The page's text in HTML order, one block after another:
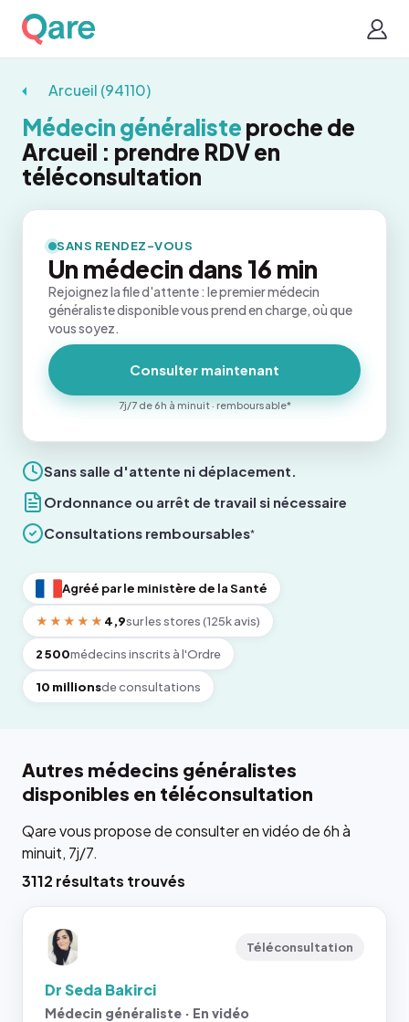
Arcueil (94110)
Médecin généraliste proche de
Arcueil : prendre RDV en
téléconsultation
Sans salle d'attente ni déplacement.
Ordonnance ou arrêt de travail si nécessaire
Consultations remboursables*
Agréé par le ministère de la Santé
★★★★★ 4,9sur les stores (125k avis)
2 500médecins inscrits à l'Ordre
10 millionsde consultations
SANS RENDEZ-VOUS
Un médecin dans 16 min
Rejoignez la file d'attente : le premier médecin
généraliste disponible vous prend en charge, où que
vous soyez.
Consulter maintenant
7j/7 de 6h à minuit · remboursable*
Autres médecins généralistes
disponibles en téléconsultation
Qare vous propose de consulter en vidéo de 6h à
minuit, 7j/7.
3112 résultats trouvés
Téléconsultation
Dr Seda Bakirci
Médecin généraliste · En vidéo